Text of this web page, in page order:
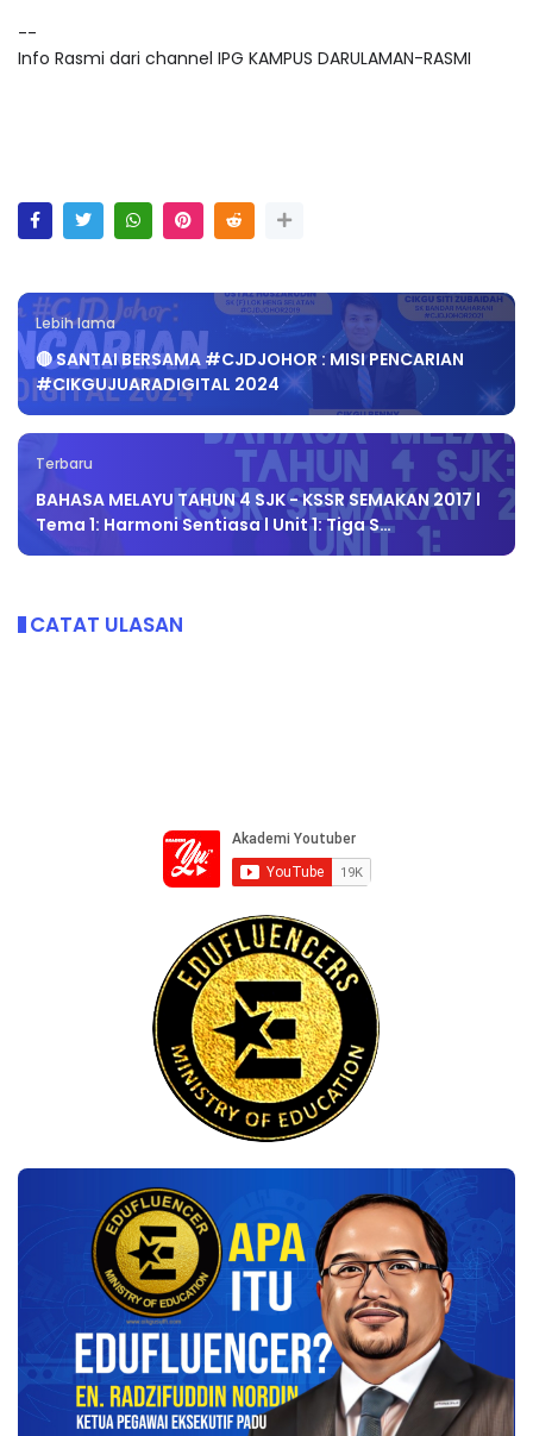
--
Info Rasmi dari channel IPG KAMPUS DARULAMAN-RASMI
Lebih lama
🔴 SANTAI BERSAMA #CJDJOHOR : MISI PENCARIAN
#CIKGUJUARADIGITAL 2024
Terbaru
BAHASA MELAYU TAHUN 4 SJK - KSSR SEMAKAN 2017 l
Tema 1: Harmoni Sentiasa l Unit 1: Tiga S…
CATAT ULASAN